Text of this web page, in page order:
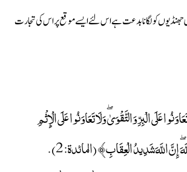
جھنڈیوں کو لگانا بدعت ہے اس لئے ایسے موقع پر اس کی تجارت
عَلَى الْبِرِّ وَالتَّقْوَىٰ ۖ وَلَا تَعَاوَنُوا عَلَى الْإِثْمِ
إِنَّ اللَّهَ شَدِيدُ الْعِقَابِ﴾ (المائدة: 2).